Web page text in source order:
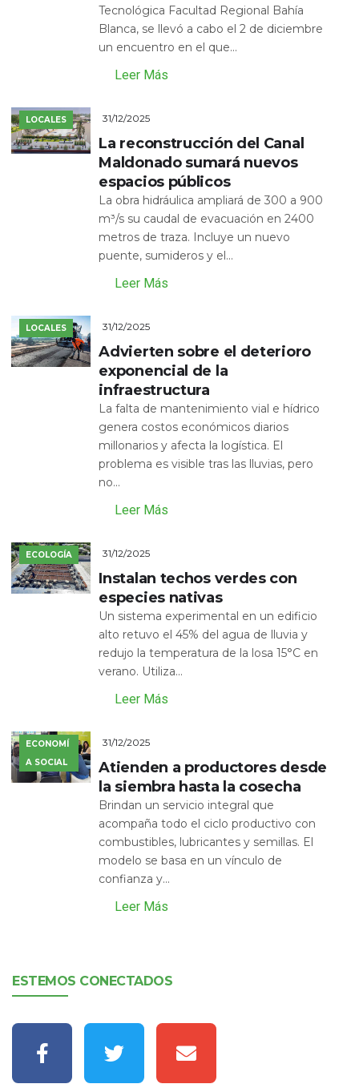
Tecnológica Facultad Regional Bahía
Blanca, se llevó a cabo el 2 de diciembre
un encuentro en el que...
Leer Más
LOCALES 31/12/2025
La reconstrucción del Canal
Maldonado sumará nuevos
espacios públicos
La obra hidráulica ampliará de 300 a 900
m³/s su caudal de evacuación en 2400
metros de traza. Incluye un nuevo
puente, sumideros y el...
Leer Más
LOCALES 31/12/2025
Advierten sobre el deterioro
exponencial de la
infraestructura
La falta de mantenimiento vial e hídrico
genera costos económicos diarios
millonarios y afecta la logística. El
problema es visible tras las lluvias, pero
no...
Leer Más
ECOLOGÍA 31/12/2025
Instalan techos verdes con
especies nativas
Un sistema experimental en un edificio
alto retuvo el 45% del agua de lluvia y
redujo la temperatura de la losa 15°C en
verano. Utiliza...
Leer Más
ECONOMÍ
A SOCIAL
31/12/2025
Atienden a productores desde
la siembra hasta la cosecha
Brindan un servicio integral que
acompaña todo el ciclo productivo con
combustibles, lubricantes y semillas. El
modelo se basa en un vínculo de
confianza y...
Leer Más
ESTEMOS CONECTADOS